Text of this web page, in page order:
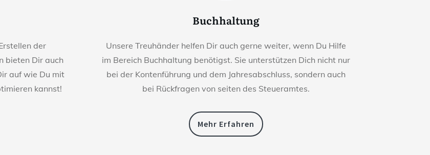
der
bieten Dir auch
auf wie Du mit
kannst!
Buchhaltung
Unsere Treuhänder helfen Dir auch gerne weiter, wenn Du Hilfe
im Bereich Buchhaltung benötigst. Sie unterstützen Dich nicht nur
bei der Kontenführung und dem Jahresabschluss, sondern auch
bei Rückfragen von seiten des Steueramtes.
Mehr Erfahren